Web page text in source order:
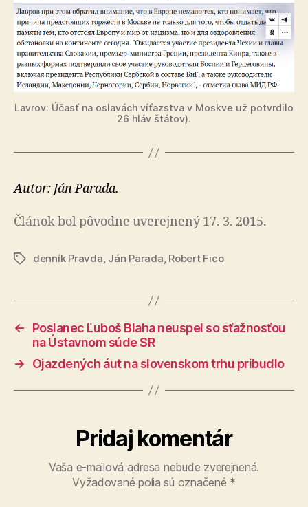
Lavrov: Účasť na oslavách víťazstva v Moskve už potvrdilo
26 hláv štátov).
Autor: Ján Parada.
Článok bol pôvodne uverejnený 17. 3. 2015.
Značkydenník Pravda Ján Parada Robert Fico
←
Poslanec Ľuboš Blaha neuspel so sťažnosťou
na Ústavnom súde SR
→
Ojazdených áut na slovenskom trhu pribudlo
Pridaj komentár
Vaša e-mailová adresa nebude zverejnená.
Vyžadované polia sú označené *